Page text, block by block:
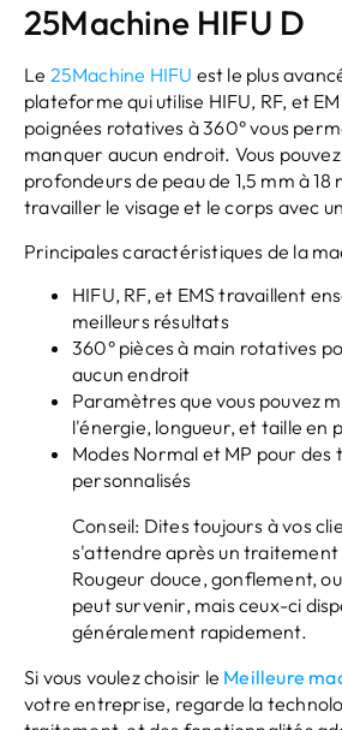
25Machine HIFU D
Le 25Machine HIFU est le plus
plateforme qui utilise HIFU, RF, et
poignées rotatives à 360° vous
manquer aucun endroit. Vous
profondeurs de peau de 1,5 mm à
travailler le visage et le corps avec
Principales caractéristiques de la
HIFU, RF, et EMS travaillent
meilleurs résultats
360° pièces à main rotatives
aucun endroit
Paramètres que vous pouvez
l'énergie, longueur, et taille en
Modes Normal et MP pour
personnalisés
Conseil: Dites toujours à vos
s'attendre après un traitement
Rougeur douce, gonflement,
peut survenir, mais ceux-ci
généralement rapidement.
Si vous voulez choisir le Meilleure
votre entreprise, regarde la